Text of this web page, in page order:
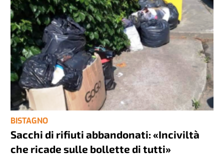
BISTAGNO
Sacchi di rifiuti abbandonati: «Inciviltà
che ricade sulle bollette di tutti»